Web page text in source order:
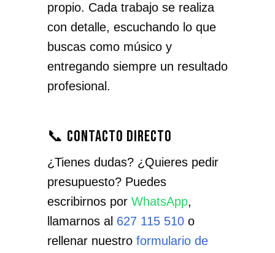
propio. Cada trabajo se realiza
con detalle, escuchando lo que
buscas como músico y
entregando siempre un resultado
profesional.
📞 Contacto directo
¿Tienes dudas? ¿Quieres pedir
presupuesto? Puedes
escribirnos por WhatsApp,
llamarnos al 627 115 510o
rellenar nuestro formulario de